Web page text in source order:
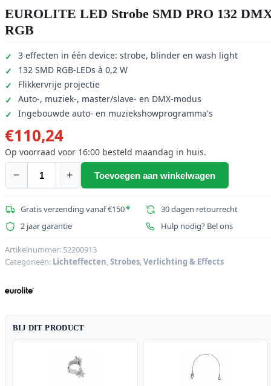
EUROLITE LED Strobe SMD PRO 132
RGB
3 effecten in één device: strobe, blinder en wash light
132 SMD RGB-LEDs à 0,2 W
Flikkervrije projectie
Auto-, muziek-, master/slave- en DMX-modus
Ingebouwde auto- en muziekshowprogramma's
€110,24
Op voorraad voor 16:00 besteld maandag in huis.
−
EUROLITE
Strobe
SMD
132
DMX
+ Toevoegen aan winkelwagen
Gratis verzending vanaf €150*
30 dagen retourrecht
2 jaar garantie
Hulp nodig? Bel ons
Artikelnummer: 52200913
Categorieën: Lichteffecten,Strobes,Verlichting & Effects
BIJ DIT PRODUCT